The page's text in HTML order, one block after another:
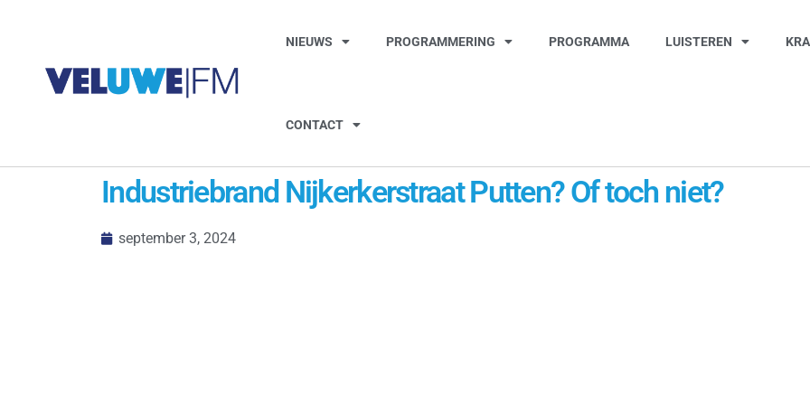
NIEUWS PROGRAMMERING PROGRAMMA LUISTEREN
CONTACT
Industriebrand Nijkerkerstraat Putten? Of toch niet?
september 3, 2024